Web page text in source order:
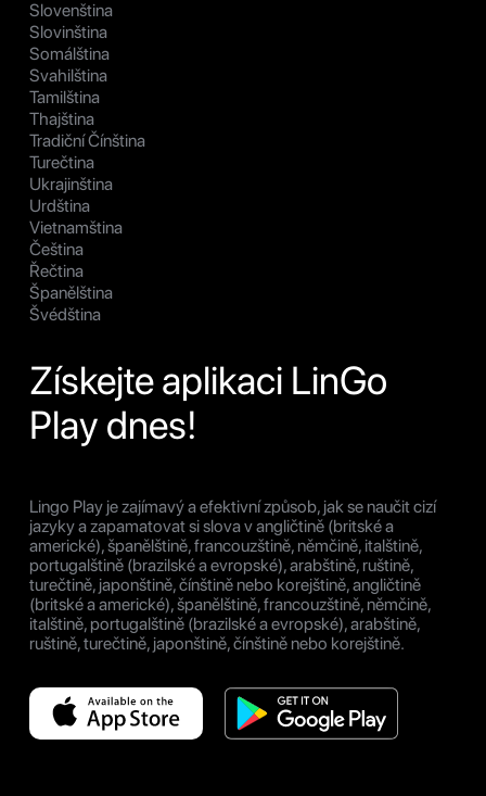
Slovenština
Slovinština
Somálština
Svahilština
Tamilština
Thajština
Tradiční Čínština
Turečtina
Ukrajinština
Urdština
Vietnamština
Čeština
Řečtina
Španělština
Švédština
Získejte aplikaci LinGo
Play dnes!
Lingo Play je zajímavý a efektivní způsob, jak se naučit cizí
jazyky a zapamatovat si slova v angličtině (britské a
americké), španělštině, francouzštině, němčině, italštině,
portugalštině (brazilské a evropské), arabštině, ruštině,
turečtině, japonštině, čínštině nebo korejštině, angličtině
(britské a americké), španělštině, francouzštině, němčině,
italštině, portugalštině (brazilské a evropské), arabštině,
ruštině, turečtině, japonštině, čínštině nebo korejštině.